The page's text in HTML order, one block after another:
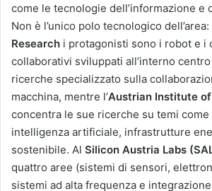
come le tecnologie dell’informazione e
Non è l’unico polo tecnologico dell’area:
Research i protagonisti sono i robot e i
collaborativi sviluppati all’interno
ricerche specializzato sulla
macchina, mentre l’Austrian Institute
concentra le sue ricerche su temi come
intelligenza artificiale, infrastrutture
sostenibile. Al Silicon Austria Labs
quattro aree (sistemi di sensori,
sistemi ad alta frequenza e